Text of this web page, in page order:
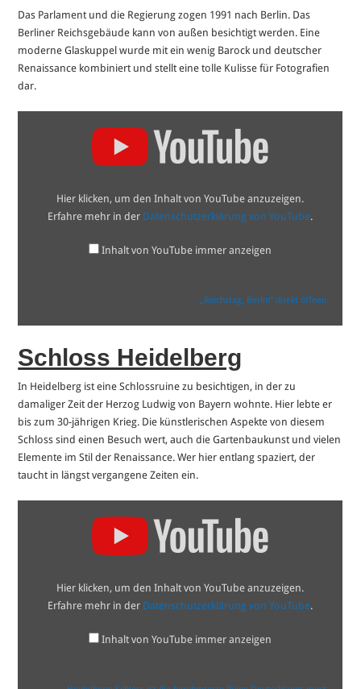
Das Parlament und die Regierung zogen 1991 nach Berlin. Das
Berliner Reichsgebäude kann von außen besichtigt werden. Eine
moderne Glaskuppel wurde mit ein wenig Barock und deutscher
Renaissance kombiniert und stellt eine tolle Kulisse für Fotografien
dar.
Hier klicken, um den Inhalt von YouTube anzuzeigen.
Erfahre mehr in der Datenschutzerklärung von YouTube.
Inhalt von YouTube immer anzeigen
„Reichstag, Berlin“ direkt öffnen
Schloss Heidelberg
In Heidelberg ist eine Schlossruine zu besichtigen, in der zu
damaliger Zeit der Herzog Ludwig von Bayern wohnte. Hier lebte er
bis zum 30-jährigen Krieg. Die künstlerischen Aspekte von diesem
Schloss sind einen Besuch wert, auch die Gartenbaukunst und vielen
Elemente im Stil der Renaissance. Wer hier entlang spaziert, der
taucht in längst vergangene Zeiten ein.
famous
Hier klicken, um den Inhalt von YouTube anzuzeigen.
Erfahre mehr in der Datenschutzerklärung von YouTube.
Inhalt von YouTube immer anzeigen